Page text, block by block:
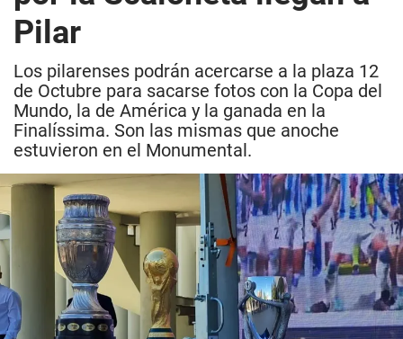
Pilar
Los pilarenses podrán acercarse a la plaza 12
de Octubre para sacarse fotos con la Copa del
Mundo, la de América y la ganada en la
Finalíssima. Son las mismas que anoche
estuvieron en el Monumental.